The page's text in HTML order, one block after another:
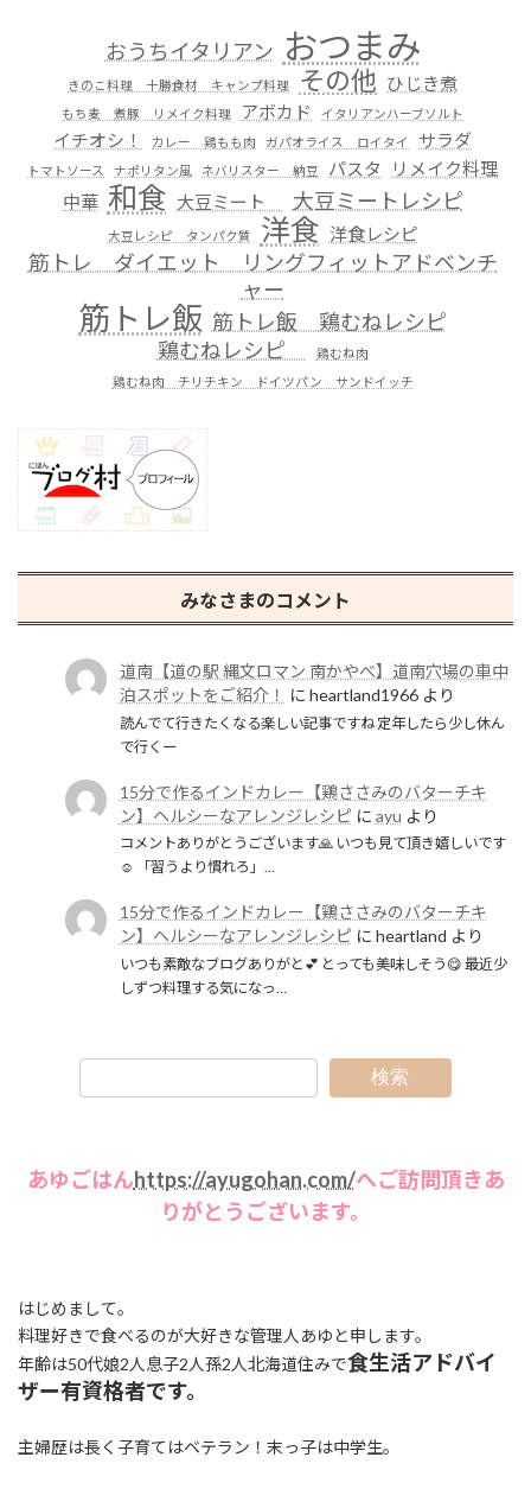
おうちイタリアン おつまみ
きのこ料理 十勝食材 キャンプ料理 その他 ひじき煮
もち麦 煮豚 リメイク料理 アボカド イタリアンハーブソルト
イチオシ！ カレー 鶏もも肉 ガパオライス ロイタイ サラダ
トマトソース ナポリタン風 ネバリスター 納豆 パスタ
リメイク料理
中華 和食 大豆ミート 大豆ミートレシピ
大豆レシピ タンパク質 洋食 洋食レシピ
筋トレ ダイエット リングフィットアドベンチ
ャー
筋トレ飯 筋トレ飯 鶏むねレシピ
鶏むねレシピ
鶏むね肉
鶏むね肉 チリチキン ドイツパン サンドイッチ
みなさまのコメント
道南【道の駅 縄文ロマン 南かやべ】道南穴場の車中
泊スポットをご紹介！
に heartland1966より
読んでて行きたくなる楽しい記事ですね 定年したら少し休ん
で行くー
15分で作るインドカレー【鶏ささみのバターチキ
ン】ヘルシーなアレンジレシピ に ayu より
コメントありがとうございます🙏 いつも見て頂き嬉しいです
☺️ 「習うより慣れろ」…
15分で作るインドカレー【鶏ささみのバターチキ
ン】ヘルシーなアレンジレシピ に heartland より
いつも素敵なブログありがと💕 とっても美味しそう😋 最近少
しずつ料理する気になっ…
検索
あゆごはんhttps://ayugohan.com/へご訪問頂きあ
りがとうございます。
はじめまして。
料理好きで食べるのが大好きな管理人あゆと申します。
年齢は50代娘2人息子2人孫2人北海道住みで食生活アドバイ
ザー有資格者です。
主婦歴は長く子育てはベテラン！末っ子は中学生。